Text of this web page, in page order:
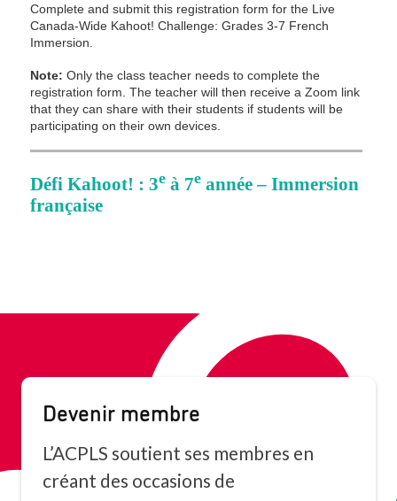
Devenir membre
L’ACPLS soutient ses membres en
créant des occasions de